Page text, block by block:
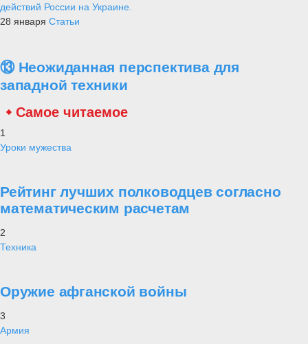
действий России на Украине.
28 января Статьи
⑬ Неожиданная перспектива для
западной техники
Самое читаемое
1
Уроки мужества
Рейтинг лучших полководцев согласно
математическим расчетам
2
Техника
Оружие афганской войны
3
Армия